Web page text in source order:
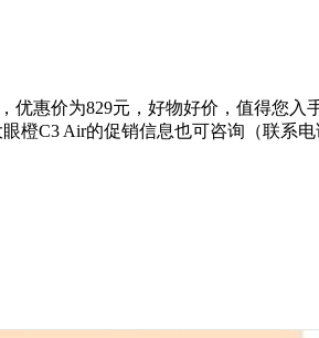
优惠价为829元，好物好价，值得您
橙C3 Air的促销信息也可咨询（联系电